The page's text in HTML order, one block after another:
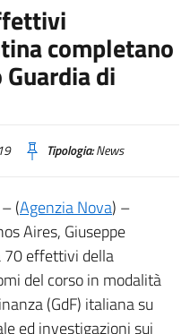
completano
di
Tipologia:News
– (Agenzia Nova) –
Aires, Giuseppe
70 effettivi della
del corso in modalità
(GdF) italiana su
ed investigazioni sui